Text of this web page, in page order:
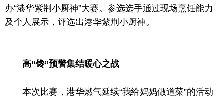
办“港华紫荆小厨神”大赛。参选选手通过现场烹饪能力
及个人展示，评选出港华紫荆小厨神。
高“馋”预警集结暖心之战
本次比赛，港华燃气延续“我给妈妈做道菜”的活动